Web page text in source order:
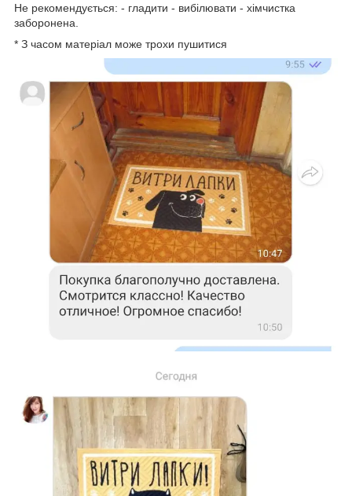
Не рекомендується: - гладити - вибілювати - хімчистка
заборонена.
* З часом матеріал може трохи пушитися